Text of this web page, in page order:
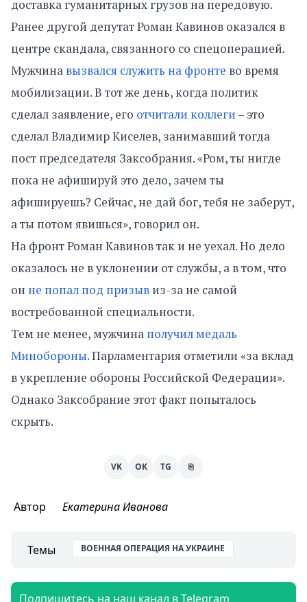
доставка гуманитарных грузов на передовую.
Ранее другой депутат Роман Кавинов оказался в
центре скандала, связанного со спецоперацией.
Мужчина вызвался служить на фронте во время
мобилизации. В тот же день, когда политик
сделал заявление, его отчитали коллеги – это
сделал Владимир Киселев, занимавший тогда
пост председателя Заксобрания. «Ром, ты нигде
пока не афишируй это дело, зачем ты
афишируешь? Сейчас, не дай бог, тебя не заберут,
а ты потом явишься», говорил он.
На фронт Роман Кавинов так и не уехал. Но дело
оказалось не в уклонении от службы, а в том, что
он не попал под призыв из-за не самой
востребованной специальности.
Тем не менее, мужчина получил медаль
Минобороны. Парламентария отметили «за вклад
в укрепление обороны Российской Федерации».
Однако Заксобрание этот факт попыталось
скрыть.
VK OK TG ⎘
Автор Екатерина Иванова
Темы ВОЕННАЯ ОПЕРАЦИЯ НА УКРАИНЕ
Подпишитесь на наш канал в Telegram